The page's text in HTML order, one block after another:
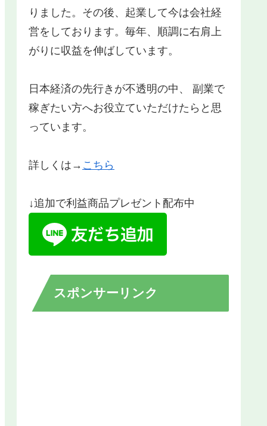
りました。その後、起業して今は会社経
営をしております。毎年、順調に右肩上
がりに収益を伸ばしています。
日本経済の先行きが不透明の中、 副業で
稼ぎたい方へお役立ていただけたらと思
っています。
詳しくは→ こちら
↓追加で利益商品プレゼント配布中
スポンサーリンク